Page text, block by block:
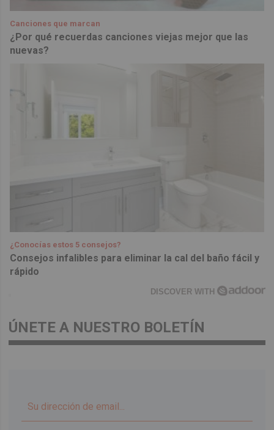
Canciones que marcan
¿Por qué recuerdas canciones viejas mejor que las
nuevas?
¿Conocías estos 5 consejos?
Consejos infalibles para eliminar la cal del baño fácil y
rápido
DISCOVER WITH
ÚNETE A NUESTRO BOLETÍN